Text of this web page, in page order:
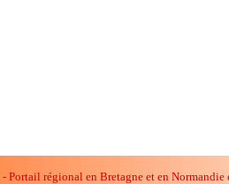
- Portail régional en Bretagne et en